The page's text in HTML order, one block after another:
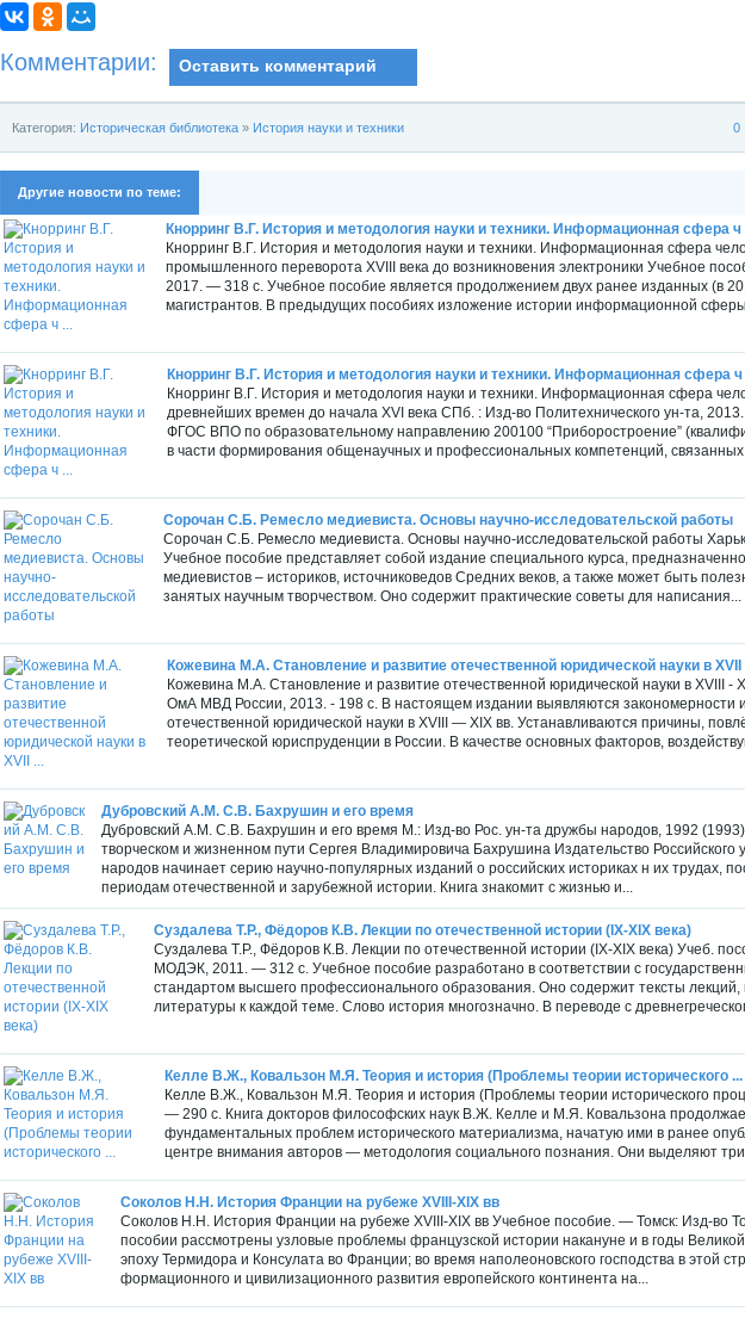
Комментарии: Оставить комментарий
0
Категория: Историческая библиотека » История науки и техники
Другие новости по теме:
Кнорринг В.Г. История и методология науки и техники. Информационная сфера ч
Кнорринг В.Г. История и методология науки и техники. Информационная сфера
промышленного переворота XVIII века до возникновения электроники Учебное
2017. — 318 с. Учебное пособие является продолжением двух ранее изданных (в
магистрантов. В предыдущих пособиях изложение истории информационной сферы
Кнорринг В.Г. История и методология науки и техники. Информационная сфера ч
Кнорринг В.Г. История и методология науки и техники. Информационная сфера
древнейших времен до начала XVI века СПб. : Изд-во Политехнического ун-та,
ФГОС ВПО по образовательному направлению 200100 “Приборостроение”
в части формирования общенаучных и профессиональных компетенций, связанных
Сорочан С.Б. Ремесло медиевиста. Основы научно-исследовательской работы
Сорочан С.Б. Ремесло медиевиста. Основы научно-исследовательской работы
Учебное пособие представляет собой издание специального курса,
медиевистов – историков, источниковедов Средних веков, а также может быть
занятых научным творчеством. Оно содержит практические советы для написания...
Кожевина М.А. Становление и развитие отечественной юридической науки в XVII
Кожевина М.А. Становление и развитие отечественной юридической науки в XVIII -
ОмА МВД России, 2013. - 198 с. В настоящем издании выявляются закономерности
отечественной юридической науки в XVIII — XIX вв. Устанавливаются причины,
теоретической юриспруденции в России. В качестве основных факторов,
Дубровский А.М. С.В. Бахрушин и его время
Дубровский А.М. С.В. Бахрушин и его время М.: Изд-во Рос. ун-та дружбы народов, 1992
творческом и жизненном пути Сергея Владимировича Бахрушина Издательство Российского
народов начинает серию научно-популярных изданий о российских историках н их трудах,
периодам отечественной и зарубежной истории. Книга знакомит с жизнью и...
Суздалева Т.Р., Фёдоров К.В. Лекции по отечественной истории (IX-XIX века)
Суздалева Т.Р., Фёдоров К.В. Лекции по отечественной истории (IX-XIX века) Учеб.
МОДЭК, 2011. — 312 с. Учебное пособие разработано в соответствии с
стандартом высшего профессионального образования. Оно содержит тексты лекций,
литературы к каждой теме. Слово история многозначно. В переводе с
Келле В.Ж., Ковальзон М.Я. Теория и история (Проблемы теории исторического ...
Келле В.Ж., Ковальзон М.Я. Теория и история (Проблемы теории исторического
— 290 с. Книга докторов философских наук В.Ж. Келле и М.Я. Ковальзона
фундаментальных проблем исторического материализма, начатую ими в ранее
центре внимания авторов — методология социального познания. Они выделяют три
Соколов Н.Н. История Франции на рубеже XVIII-XIX вв
Соколов Н.Н. История Франции на рубеже XVIII-XIX вв Учебное пособие. — Томск: Изд-во
пособии рассмотрены узловые проблемы французской истории накануне и в годы
эпоху Термидора и Консулата во Франции; во время наполеоновского господства в этой
формационного и цивилизационного развития европейского континента на...